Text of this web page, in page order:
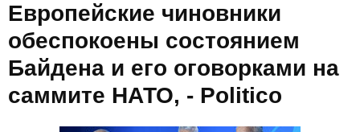
Европейские чиновники
обеспокоены состоянием
Байдена и его оговорками на
саммите НАТО, - Politico